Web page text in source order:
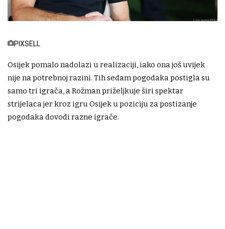
PIXSELL
Osijek pomalo nadolazi u realizaciji, iako ona još uvijek
nije na potrebnoj razini. Tih sedam pogodaka postigla su
samo tri igrača, a Rožman priželjkuje širi spektar
strijelaca jer kroz igru Osijek u poziciju za postizanje
pogodaka dovodi razne igrače.